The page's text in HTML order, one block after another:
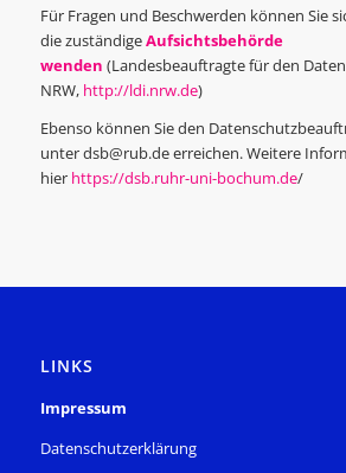
Für Fragen und Beschwerden können Sie
die zuständigeAufsichtsbehörde
wenden (Landesbeauftragte für den
NRW, http://ldi.nrw.de)
Ebenso können Sie den
unterdsb@rub.deerreichen. Weitere
hier https://dsb.ruhr-uni-bochum.de/
LINKS
Impressum
Datenschutzerklärung